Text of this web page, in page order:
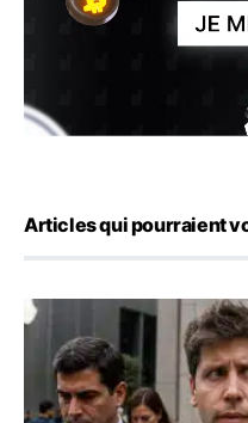
Articles qui pourraient
OpenAI demande le